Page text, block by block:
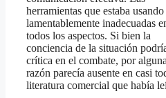
herramientas que estaba usando
lamentablemente inadecuadas
todos los aspectos. Si bien la
conciencia de la situación
crítica en el combate, por alguna
razón parecía ausente en casi
literatura comercial que había